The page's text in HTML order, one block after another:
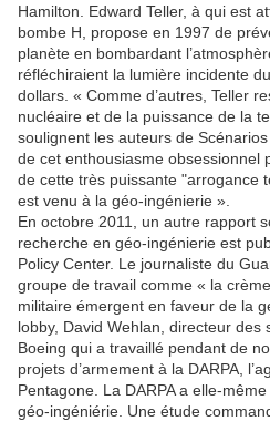
Hamilton. Edward Teller, à qui est
bombe H, propose en 1997 de
planète en bombardant
réfléchiraient la lumière incidente
dollars. « Comme d’autres, Teller
nucléaire et de la puissance de la
soulignent les auteurs de Scénarios
de cet enthousiasme obsessionnel
de cette très puissante "arrogance
est venu à la géo-ingénierie ».
En octobre 2011, un autre rapport
recherche en géo-ingénierie est
Policy Center. Le journaliste du
groupe de travail comme « la
militaire émergent en faveur de la
lobby, David Wehlan, directeur des
Boeing qui a travaillé pendant de
projets d’armement à la DARPA,
Pentagone. La DARPA a elle-
géo-ingéniérie. Une étude